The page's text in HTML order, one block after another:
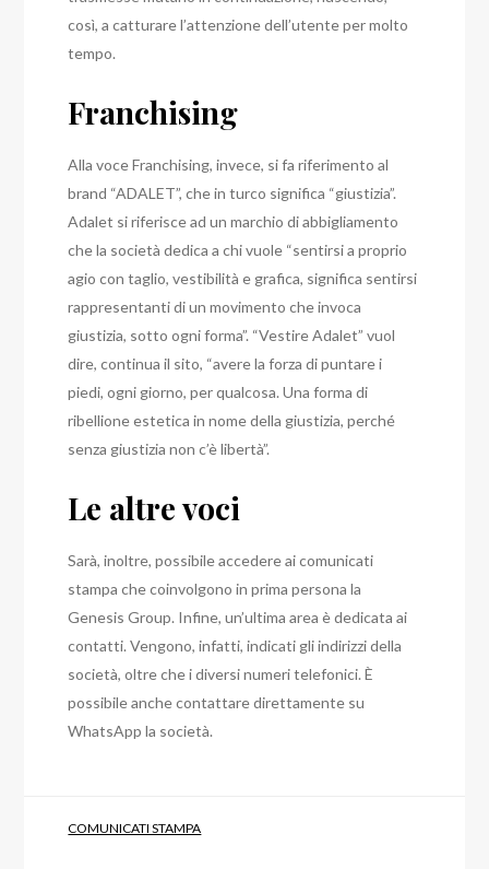
così, a catturare l’attenzione dell’utente per molto
tempo.
Franchising
Alla voce Franchising, invece, si fa riferimento al
brand “ADALET”, che in turco significa “giustizia”.
Adalet si riferisce ad un marchio di abbigliamento
che la società dedica a chi vuole “sentirsi a proprio
agio con taglio, vestibilità e grafica, significa sentirsi
rappresentanti di un movimento che invoca
giustizia, sotto ogni forma”. “Vestire Adalet” vuol
dire, continua il sito, “avere la forza di puntare i
piedi, ogni giorno, per qualcosa. Una forma di
ribellione estetica in nome della giustizia, perché
senza giustizia non c’è libertà”.
Le altre voci
Sarà, inoltre, possibile accedere ai comunicati
stampa che coinvolgono in prima persona la
Genesis Group. Infine, un’ultima area è dedicata ai
contatti. Vengono, infatti, indicati gli indirizzi della
società, oltre che i diversi numeri telefonici.È
possibile anche contattare direttamente su
WhatsApp la società.
COMUNICATI STAMPA